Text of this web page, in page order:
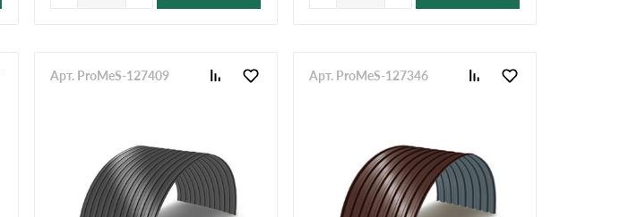
Арт. ProMeS-127409 Арт. ProMeS-127346